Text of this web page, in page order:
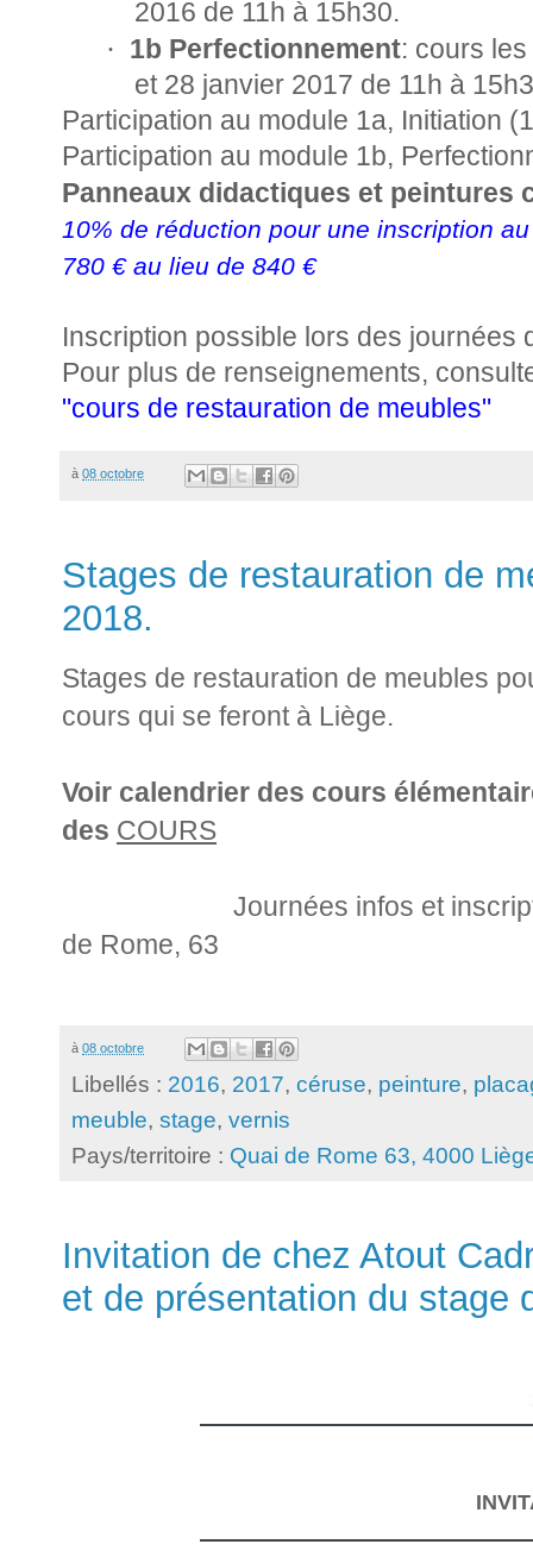
2016 de 11h à 15h30.
· 1b Perfectionnement: cours
et 28 janvier 2017 de 11h à
Participation au module 1a, Initiation
Participation au module 1b,
Panneaux didactiques et peintures
10% de réduction pour une inscription
780 € au lieu de 840 €
Inscription possible lors des journées
Pour plus de renseignements,
"cours de restauration de meubles"
à 08 octobre
Stages de restauration de
2018.
Stages de restauration de meubles
cours qui se feront à Liège.
Voir calendrier des cours
des COURS
Journées infos et
de Rome, 63
à 08 octobre
Libellés : 2016, 2017, céruse, peinture,
meuble, stage, vernis
Pays/territoire : Quai de Rome 63, 4000
Invitation de chez Atout
et de présentation du stage